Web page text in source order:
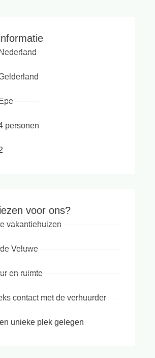
personen
voor ons?
vakantiehuizen
Veluwe
en ruimte
contact met de verhuurder
unieke plek gelegen